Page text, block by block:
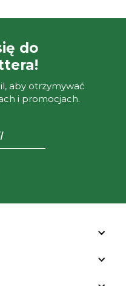
do
aby otrzymywać
i promocjach.